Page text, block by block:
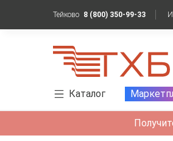
Тейково 8 (800) 350-99-33
Каталог